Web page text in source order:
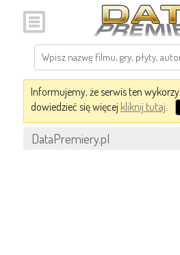
Informujemy, że serwis ten
dowiedzieć się więcej kliknij tutaj.
DataPremiery.pl